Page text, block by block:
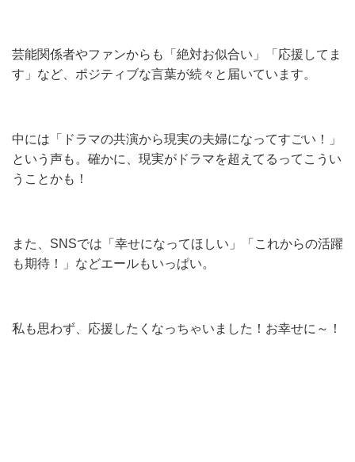
芸能関係者やファンからも「絶対お似合い」「応援してま
す」など、ポジティブな言葉が続々と届いています。
中には「ドラマの共演から現実の夫婦になってすごい！」
という声も。確かに、現実がドラマを超えてるってこうい
うことかも！
また、SNSでは「幸せになってほしい」「これからの活躍
も期待！」などエールもいっぱい。
私も思わず、応援したくなっちゃいました！お幸せに～！